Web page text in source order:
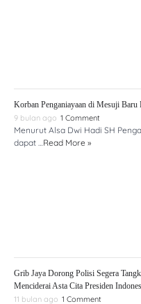
Korban Penganiayaan di Mesuji
9 bulan ago 1 Comment
Menurut Alsa Dwi Hadi SH
dapat …Read More »
Grib Jaya Dorong Polisi Segera
Menciderai Asta Cita Presiden
11 bulan ago 1 Comment